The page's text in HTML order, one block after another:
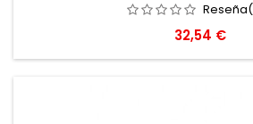
Precio
32,54 €